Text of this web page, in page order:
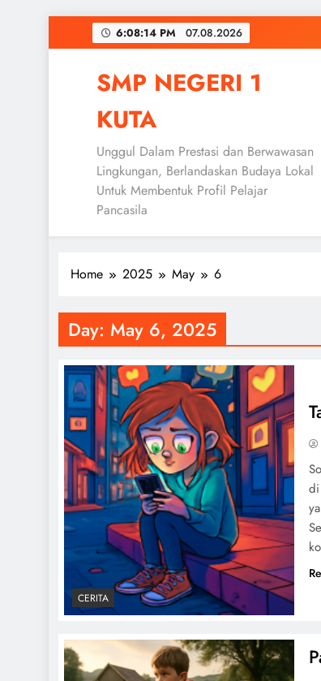
to
6:08:15 PM 07.08.2026
SMP NEGERI 1
KUTA
Unggul Dalam Prestasi dan Berwawasan
Lingkungan, Berlandaskan Budaya Lokal
Untuk Membentuk Profil Pelajar
Pancasila
Home 2025 May 6
Day: May 6, 2025
CERITA